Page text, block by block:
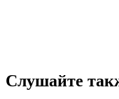
Слушайте